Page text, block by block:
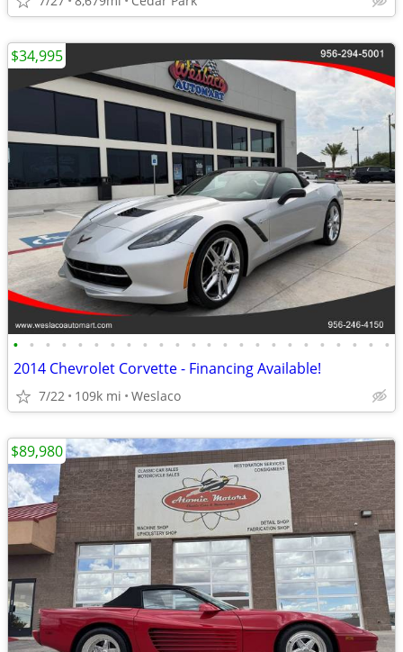
• • • • • • • • • • • • • • • • • • • • • • • •
2014 Chevrolet Corvette - Financing Available!
7/22 109k mi Weslaco
$34,995
$89,980